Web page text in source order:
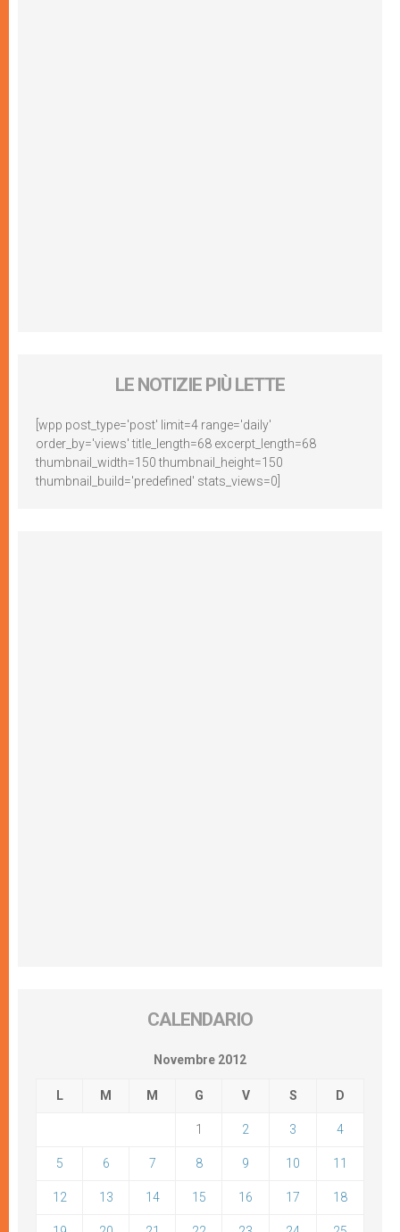
LE NOTIZIE PIÙ LETTE
[wpp post_type='post' limit=4 range='daily'
order_by='views' title_length=68 excerpt_length=68
thumbnail_width=150 thumbnail_height=150
thumbnail_build='predefined' stats_views=0]
CALENDARIO
Novembre 2012
L M M G V S D
1 2 3 4
5 6 7 8 9 10 11
12 13 14 15 16 17 18